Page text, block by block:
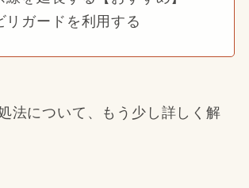
リガードを利用する
法について、もう少し詳しく解